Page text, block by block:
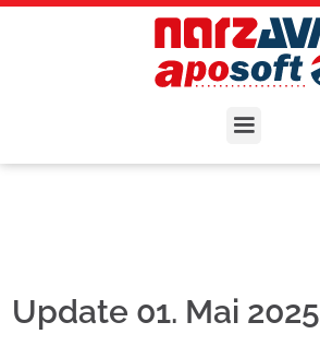
Update 01. Mai 2025